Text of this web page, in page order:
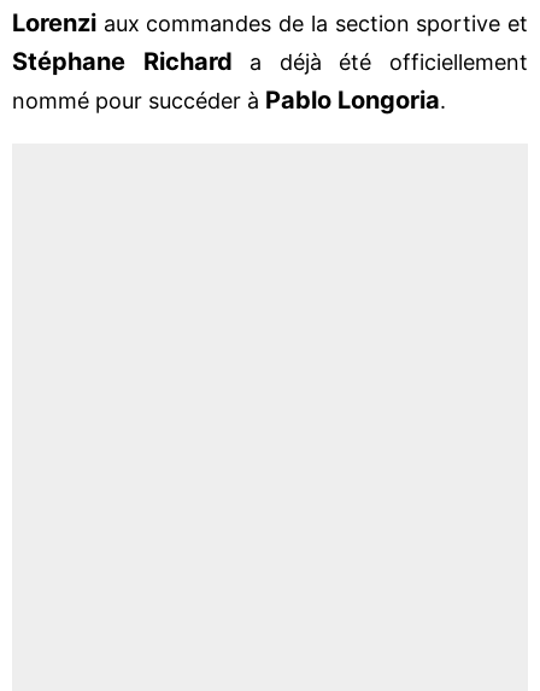
Lorenzi aux commandes de la section sportive et
Stéphane Richard a déjà été officiellement
nommé pour succéder à Pablo Longoria.